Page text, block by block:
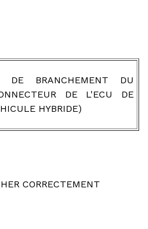
DE BRANCHEMENT DU
DE L'ECU DE
HYBRIDE)
CORRECTEMENT